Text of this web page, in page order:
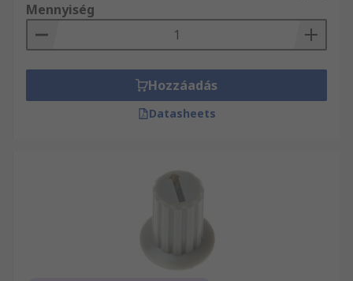
Mennyiség
Hozzáadás
Datasheets